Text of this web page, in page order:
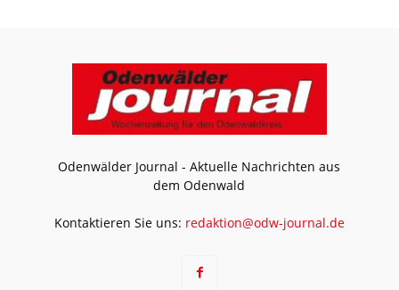
Odenwälder Journal - Aktuelle Nachrichten aus
dem Odenwald
Kontaktieren Sie uns: redaktion@odw-journal.de